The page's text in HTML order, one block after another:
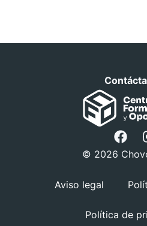
© 2026
Aviso legal
Política de